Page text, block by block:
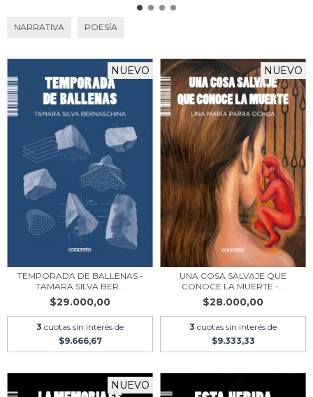
NARRATIVA POESÍA
NUEVO
TEMPORADA DE BALLENAS -
TAMARA SILVA BER...
$29.000,00
3 cuotas sin interés de
$9.666,67
NUEVO
UNA COSA SALVAJE QUE
CONOCE LA MUERTE -...
$28.000,00
3 cuotas sin interés de
$9.333,33
NUEVO